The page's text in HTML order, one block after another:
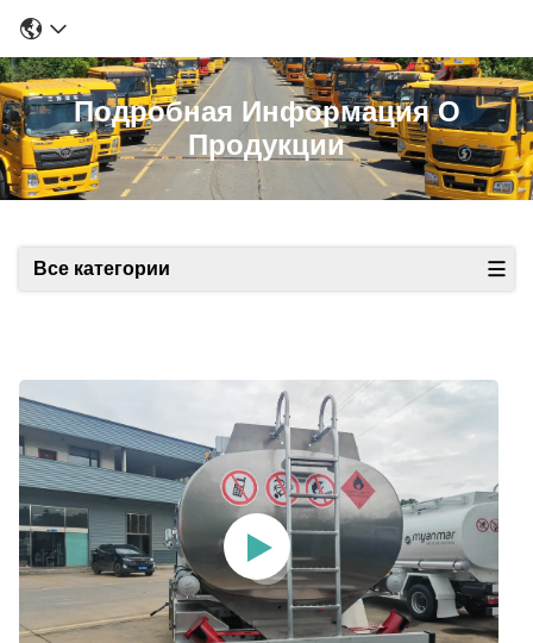
Подробная Информация О
Продукции
Все категории